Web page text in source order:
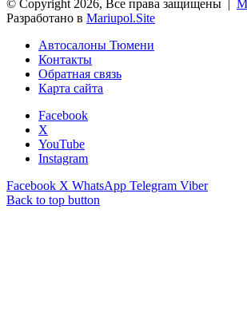
© Copyright 2026, Все права защищены |
Разработано в Mariupol.Site
Автосалоны Тюмени
Контакты
Обратная связь
Карта сайта
Facebook
X
YouTube
Instagram
Facebook X WhatsApp Telegram Viber
Back to top button